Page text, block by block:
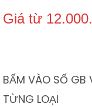
Giá từ
BẤM VÀO SỐ GB
TỪNG LOẠI